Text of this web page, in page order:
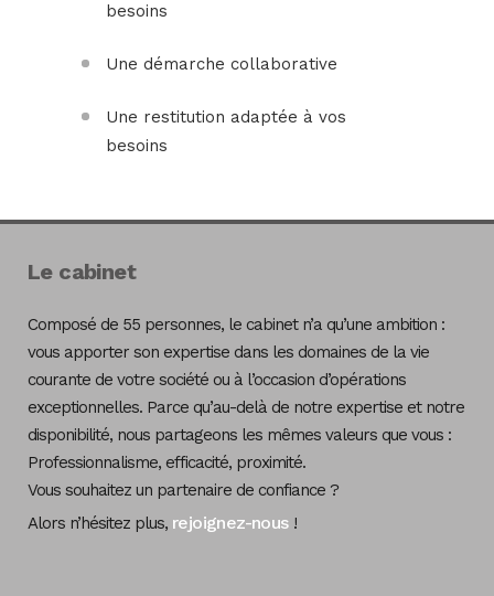
besoins
Une démarche collaborative
Une restitution adaptée à vos
besoins
Le cabinet
Composé de 55 personnes, le cabinet n’a qu’une ambition :
vous apporter son expertise dans les domaines de la vie
courante de votre société ou à l’occasion d’opérations
exceptionnelles. Parce qu’au-delà de notre expertise et notre
disponibilité, nous partageons les mêmes valeurs que vous :
Professionnalisme, efficacité, proximité.
Vous souhaitez un partenaire de confiance ?
Alors n’hésitez plus, rejoignez-nous!